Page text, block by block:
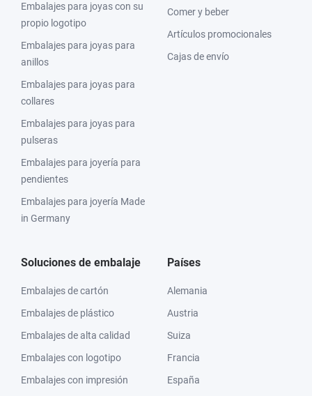
Embalajes para joyas con su
propio logotipo
Embalajes para joyas para
anillos
Embalajes para joyas para
collares
Embalajes para joyas para
pulseras
Embalajes para joyería para
pendientes
Embalajes para joyería Made
in Germany
Comer y beber
Artículos promocionales
Cajas de envío
Soluciones de embalaje
Embalajes de cartón
Embalajes de plástico
Embalajes de alta calidad
Embalajes con logotipo
Embalajes con impresión
Países
Alemania
Austria
Suiza
Francia
España